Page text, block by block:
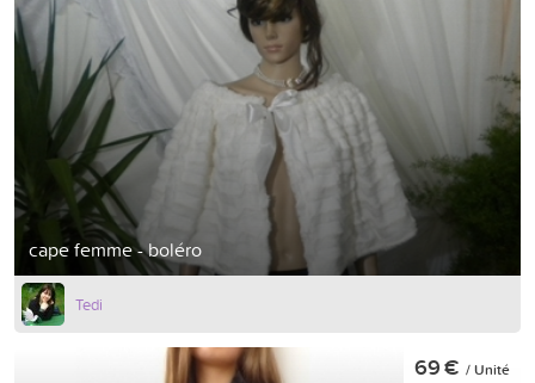
cape femme - boléro
Tedi
69 € / Unité